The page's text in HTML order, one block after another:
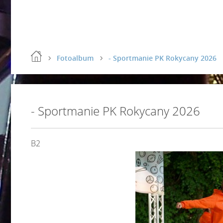
Fotoalbum - Sportmanie PK Rokycany 2026
- Sportmanie PK Rokycany 2026
B2